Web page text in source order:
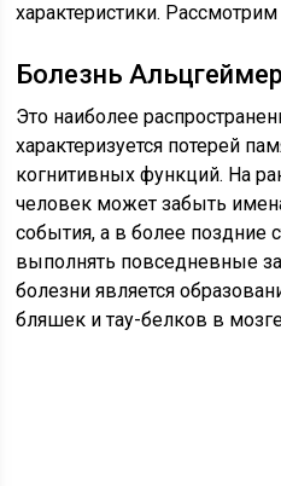
характеристики.
Болезнь
Это наиболее
характеризуется потерей
когнитивных функций. На
человек может забыть
события, а в более поздние
выполнять повседневные
болезни является
бляшек и тау-белков в